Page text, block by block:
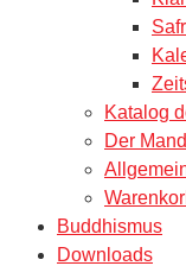
Katalog
Der
Buddhismus
Downloads